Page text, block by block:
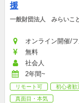
援
一般財団法人　みらいこ
オンライン開催/
無料
社会人
2年間~
リモート可 初心者歓
真面目・本気